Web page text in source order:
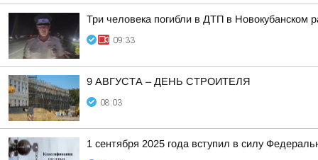
Три человека погибли в ДТП в Новокубанском
09:33
9 АВГУСТА – ДЕНЬ СТРОИТЕЛЯ
08:03
1 сентября 2025 года вступил в силу